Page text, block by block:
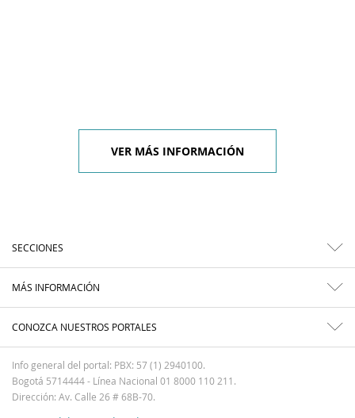
VER MÁS INFORMACIÓN
SECCIONES
MÁS INFORMACIÓN
CONOZCA NUESTROS PORTALES
Info general del portal: PBX: 57 (1) 2940100.
Bogotá 5714444 - Línea Nacional 01 8000 110 211.
Dirección: Av. Calle 26 # 68B-70.